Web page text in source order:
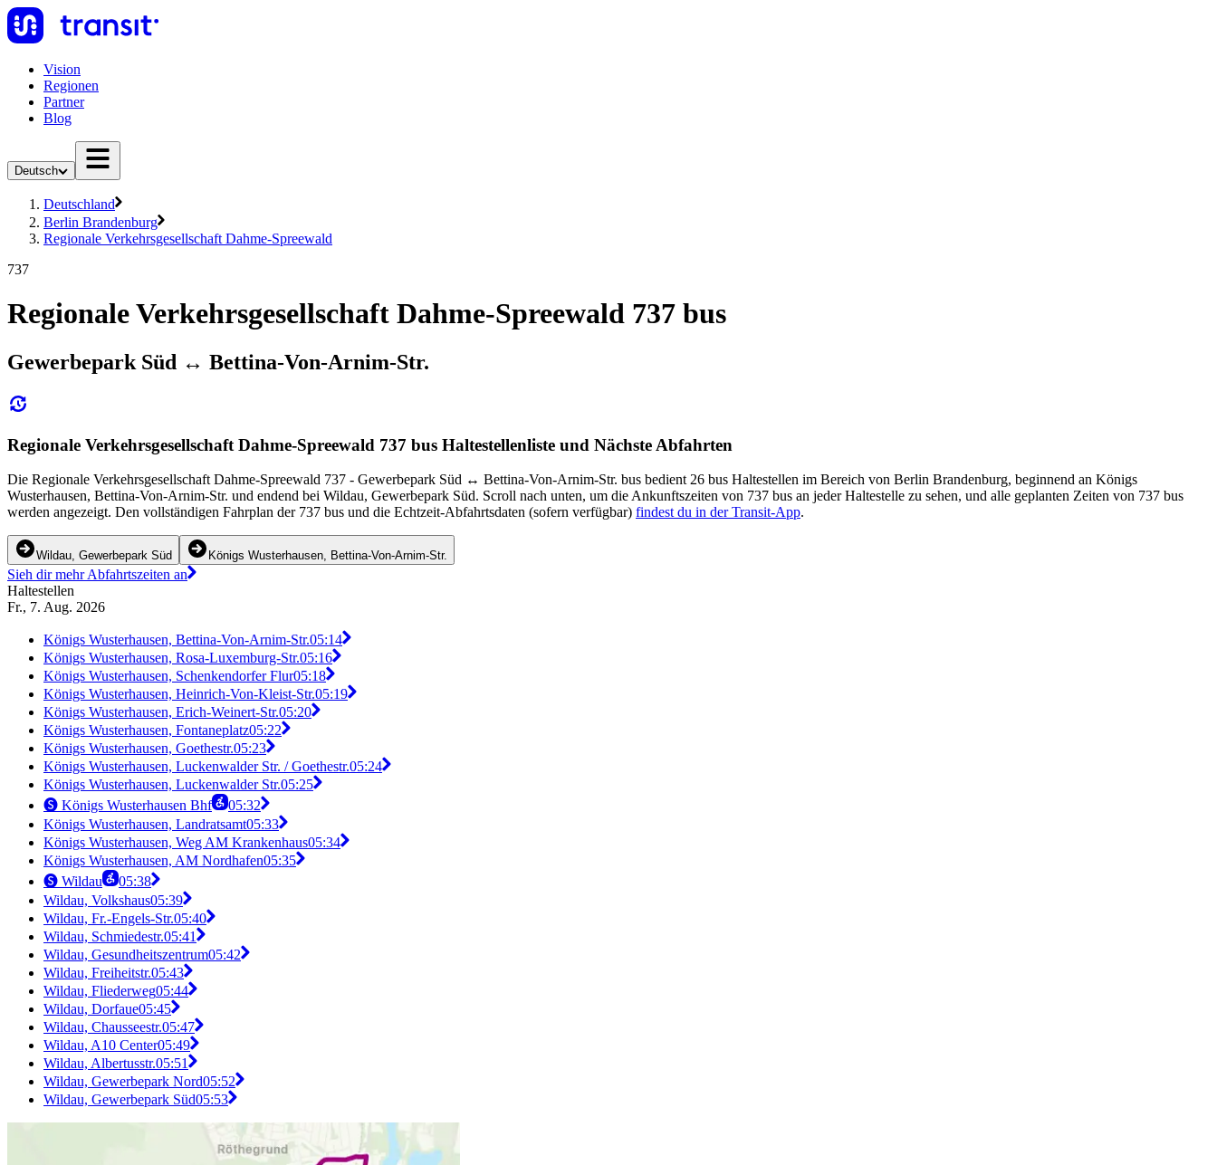
Vision
Regionen
Partner
Blog
Deutsch
Deutschland
Berlin Brandenburg
Regionale Verkehrsgesellschaft Dahme-Spreewald
737
Regionale Verkehrsgesellschaft Dahme-Spreewald 737 bus
Gewerbepark Süd ↔︎ Bettina-Von-Arnim-Str.
Regionale Verkehrsgesellschaft Dahme-Spreewald 737 bus Haltestellenliste und Nächste Abfahrten
Die Regionale Verkehrsgesellschaft Dahme-Spreewald 737 - Gewerbepark Süd ↔︎ Bettina-Von-Arnim-Str. bus bedient 26 bus Haltestellen im Bereich von Berlin Brandenburg, beginnend an Königs
Wusterhausen, Bettina-Von-Arnim-Str. und endend bei Wildau, Gewerbepark Süd. Scroll nach unten, um die Ankunftszeiten von 737 bus an jeder Haltestelle zu sehen, und alle geplanten Zeiten von 737 bus
werden angezeigt. Den vollständigen Fahrplan der 737 bus und die Echtzeit-Abfahrtsdaten (sofern verfügbar) findest du in der Transit-App.
Wildau, Gewerbepark Süd Königs Wusterhausen, Bettina-Von-Arnim-Str.
Sieh dir mehr Abfahrtszeiten an
Haltestellen
Fr., 7. Aug. 2026
Königs Wusterhausen, Bettina-Von-Arnim-Str.05:14
Königs Wusterhausen, Rosa-Luxemburg-Str.05:16
Königs Wusterhausen, Schenkendorfer Flur05:18
Königs Wusterhausen, Heinrich-Von-Kleist-Str.05:19
Königs Wusterhausen, Erich-Weinert-Str.05:20
Königs Wusterhausen, Fontaneplatz05:22
Königs Wusterhausen, Goethestr.05:23
Königs Wusterhausen, Luckenwalder Str. / Goethestr.05:24
Königs Wusterhausen, Luckenwalder Str.05:25
🅢 Königs Wusterhausen Bhf
05:32
Königs Wusterhausen, Landratsamt05:33
Königs Wusterhausen, Weg AM Krankenhaus05:34
Königs Wusterhausen, AM Nordhafen05:35
🅢 Wildau
05:38
Wildau, Volkshaus05:39
Wildau, Fr.-Engels-Str.05:40
Wildau, Schmiedestr.05:41
Wildau, Gesundheitszentrum05:42
Wildau, Freiheitstr.05:43
Wildau, Fliederweg05:44
Wildau, Dorfaue05:45
Wildau, Chausseestr.05:47
Wildau, A10 Center05:49
Wildau, Albertusstr.05:51
Wildau, Gewerbepark Nord05:52
Wildau, Gewerbepark Süd05:53